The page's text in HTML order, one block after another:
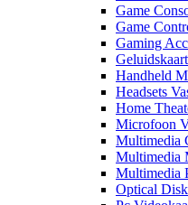
Game
Game
Gaming
Handheld
Headsets
Home
Microfoon
Multimedia
Multimedia
Multimedia
Optical